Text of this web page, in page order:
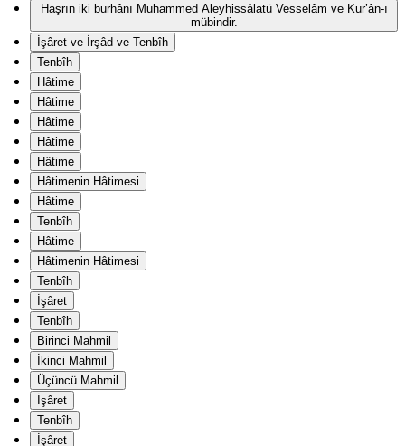
Haşrın iki burhânı Muhammed Aleyhissâlatü Vesselâm ve Kur’ân-ı
mübindir.
İşâret ve İrşâd ve Tenbîh
Tenbîh
Hâtime
Hâtime
Hâtime
Hâtime
Hâtime
Hâtimenin Hâtimesi
Hâtime
Tenbîh
Hâtime
Hâtimenin Hâtimesi
Tenbîh
İşâret
Tenbîh
Birinci Mahmil
İkinci Mahmil
Üçüncü Mahmil
İşâret
Tenbîh
İşâret